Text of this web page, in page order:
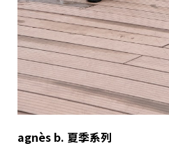
agnès b. 夏季系列